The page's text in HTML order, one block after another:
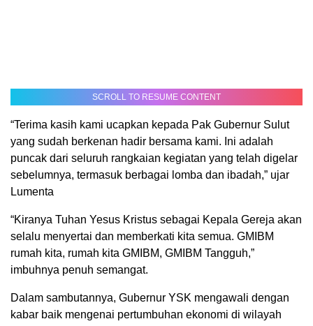
SCROLL TO RESUME CONTENT
“Terima kasih kami ucapkan kepada Pak Gubernur Sulut
yang sudah berkenan hadir bersama kami. Ini adalah
puncak dari seluruh rangkaian kegiatan yang telah digelar
sebelumnya, termasuk berbagai lomba dan ibadah,” ujar
Lumenta
“Kiranya Tuhan Yesus Kristus sebagai Kepala Gereja akan
selalu menyertai dan memberkati kita semua. GMIBM
rumah kita, rumah kita GMIBM, GMIBM Tangguh,”
imbuhnya penuh semangat.
Dalam sambutannya, Gubernur YSK mengawali dengan
kabar baik mengenai pertumbuhan ekonomi di wilayah